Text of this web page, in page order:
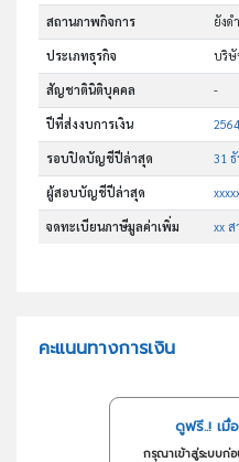
สถานภาพกิจการ ยังด
ประเภทธุรกิจ บริษั
สัญชาตินิติบุคคล -
ปีที่ส่งงบการเงิน
รอบปิดบัญชีปีล่าสุด 31
ผู้สอบบัญชีปีล่าสุด
จดทะเบียนภาษีมูลค่าเพิ่ม xx ส
คะแนนทางการเงิน
ดูฟรี..! เมื่
กรุณาเข้าสู่ระบบก่